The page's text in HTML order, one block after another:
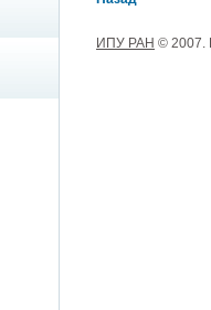
ИПУ РАН © 2007.